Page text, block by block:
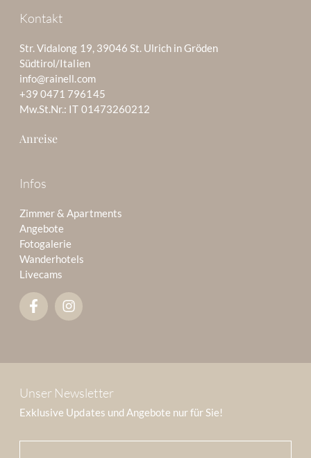
Kontakt
Str. Vidalong 19, 39046 St. Ulrich in Gröden
Südtirol/Italien
info@rainell.com
+39 0471 796145
Mw.St.Nr.: IT 01473260212
Anreise
Infos
Zimmer & Apartments
Angebote
Fotogalerie
Wanderhotels
Livecams
Unser Newsletter
Exklusive Updates und Angebote nur für Sie!